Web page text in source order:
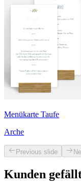
Menükarte Taufe
Arche
Previous slide
Kunden